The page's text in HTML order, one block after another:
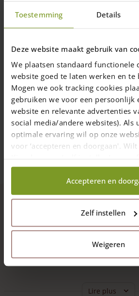
Toestemming Details
Deze website maakt gebruik van
We plaatsen standaard functionele
website goed te laten werken en te
Mogen we ook tracking cookies
gebruiken we voor een persoonlijk
website en relevante advertenties
social media/andere websites). Als
optimale ervaring wil op onze
voor ‘accepteren en doorgaan'.
Kies dan voor ‘zelf instellen’ en
wij wel mogen verzamelen.
Accepteren en
Zelf instellen
Weigeren
Facile à ouvrir et à fermer
Fermeture standard portails
rondins et cadre ganivelle
9,80€
Livraison dans un délai de 10 jours
Ajouter au panier
pentures sont en métal galvanisé de
disponibles en différentes dimensions.
Lire plus